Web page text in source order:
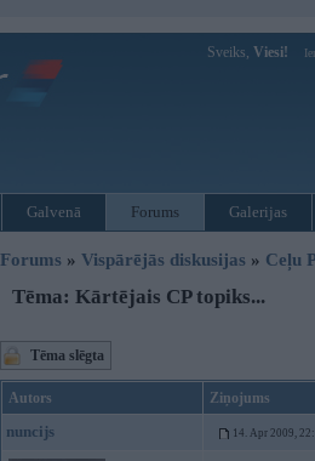
Sveiks, Viesi!
Galvenā Forums Galerijas
Forums » Vispārējās diskusijas » Ceļu
Tēma: Kārtējais CP topiks...
Tēma slēgta
Autors Ziņojums
nuncijs 14. Apr 2009,